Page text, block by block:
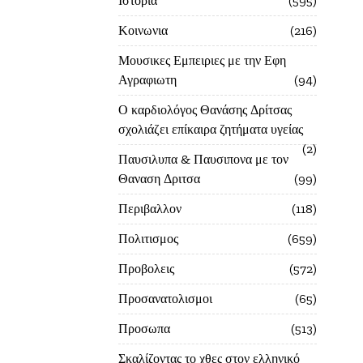
Κοινωνια
216
Μουσικες Εμπειριες με την Εφη
Αγραφιωτη
94
Ο καρδιολόγος Θανάσης Δρίτσας
σχολιάζει επίκαιρα ζητήματα υγείας
2
Παυσιλυπα & Παυσιπονα με τον
Θαναση Δριτσα
99
Περιβαλλον
118
Πολιτισμος
659
Προβολεις
572
Προσανατολισμοι
65
Προσωπα
513
Σκαλίζοντας το χθες στον ελληνικό